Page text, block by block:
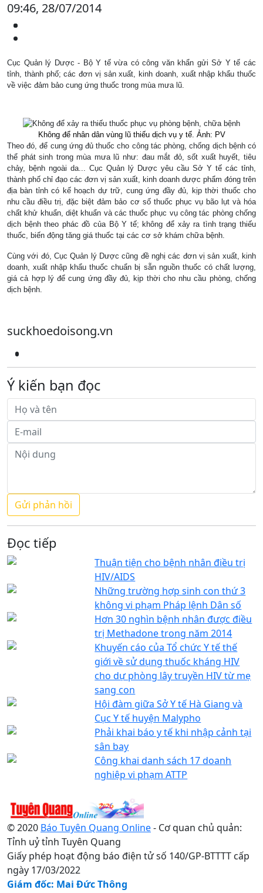
09:46, 28/07/2014
Cục Quản lý Dược - Bộ Y tế vừa có công văn khẩn gửi Sở Y tế các
tỉnh, thành phố; các đơn vị sản xuất, kinh doanh, xuất nhập khẩu thuốc
về việc đảm bảo cung ứng thuốc trong mùa mưa lũ.
Không để nhân dân vùng lũ thiếu dịch vụ y tế. Ảnh: PV
Theo đó, để cung ứng đủ thuốc cho công tác phòng, chống dịch bệnh có
thể phát sinh trong mùa mưa lũ như: đau mắt đỏ, sốt xuất huyết, tiêu
chảy, bệnh ngoài da... Cục Quản lý Dược yêu cầu Sở Y tế các tỉnh,
thành phố chỉ đạo các đơn vị sản xuất, kinh doanh dược phẩm đóng trên
địa bàn tỉnh có kế hoạch dự trữ, cung ứng đầy đủ, kịp thời thuốc cho
nhu cầu điều trị, đặc biệt đảm bảo cơ số thuốc phục vụ bão lụt và hóa
chất khử khuẩn, diệt khuẩn và các thuốc phục vụ công tác phòng chống
dịch bệnh theo phác đồ của Bộ Y tế; không để xảy ra tình trạng thiếu
thuốc, biến động tăng giá thuốc tại các cơ sở khám chữa bệnh.
Cùng với đó, Cục Quản lý Dược cũng đề nghị các đơn vị sản xuất, kinh
doanh, xuất nhập khẩu thuốc chuẩn bị sẵn nguồn thuốc có chất lượng,
giá cả hợp lý để cung ứng đầy đủ, kịp thời cho nhu cầu phòng, chống
dịch bệnh.
suckhoedoisong.vn
Ý kiến bạn đọc
Đọc tiếp
Thuận tiện cho bệnh nhân điều trị
HIV/AIDS
Những trường hợp sinh con thứ 3
không vi phạm Pháp lệnh Dân số
Hơn 30 nghìn bệnh nhân được điều
trị Methadone trong năm 2014
Khuyến cáo của Tổ chức Y tế thế
giới về sử dụng thuốc kháng HIV
cho dự phòng lây truyền HIV từ mẹ
sang con
Hội đàm giữa Sở Y tế Hà Giang và
Cục Y tế huyện Malypho
Phải khai báo y tế khi nhập cảnh tại
sân bay
Công khai danh sách 17 doanh
nghiệp vi phạm ATTP
© 2020 Báo Tuyên Quang Online- Cơ quan chủ quản:
Tỉnh uỷ tỉnh Tuyên Quang
Giấy phép hoạt động báo điện tử số 140/GP-BTTTT cấp
ngày 17/03/2022
Giám đốc: Mai Đức Thông